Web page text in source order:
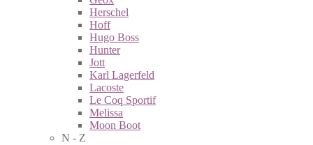
Herschel
Hoff
Hugo Boss
Hunter
Jott
Karl Lagerfeld
Lacoste
Le Coq Sportif
Melissa
Moon Boot
N - Z